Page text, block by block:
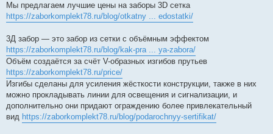
Мы предлагаем лучшие цены на заборы 3D сетка
https://zaborkomplekt78.ru/blog/otkatny ... edostatki/
3Д забор — это забор из сетки с объёмным эффектом
https://zaborkomplekt78.ru/blog/kak-pra ... ya-zabora/
Объём создаётся за счёт V-образных изгибов прутьев
https://zaborkomplekt78.ru/price/
Изгибы сделаны для усиления жёсткости конструкции, также в них
можно прокладывать линии для освещения и сигнализации, и
дополнительно они придают ограждению более привлекательный
вид https://zaborkomplekt78.ru/blog/podarochnyy-sertifikat/